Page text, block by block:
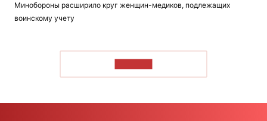
Минобороны расширило круг женщин-медиков, подлежащих
воинскому учету